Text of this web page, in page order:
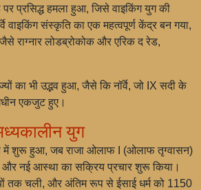
प्रसिद्ध हमला हुआ, जिसे वाइकिंग युग की
वाइकिंग संस्कृति का एक महत्वपूर्ण केंद्र बन गया,
राग्नार लोडब्रोकोक और एरिक द रेड,
का भी उद्भव हुआ, जैसे कि नॉर्वे, जो IX सदी के
एकजुट हुए।
युग
में शुरू हुआ, जब राजा ओलाफ I (ओलाफ तृग्वासन)
और नई आस्था का सक्रिय प्रचार शुरू किया।
तक चली, और अंतिम रूप से ईसाई धर्म को 1150